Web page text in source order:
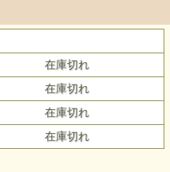
在庫切れ
在庫切れ
在庫切れ
在庫切れ